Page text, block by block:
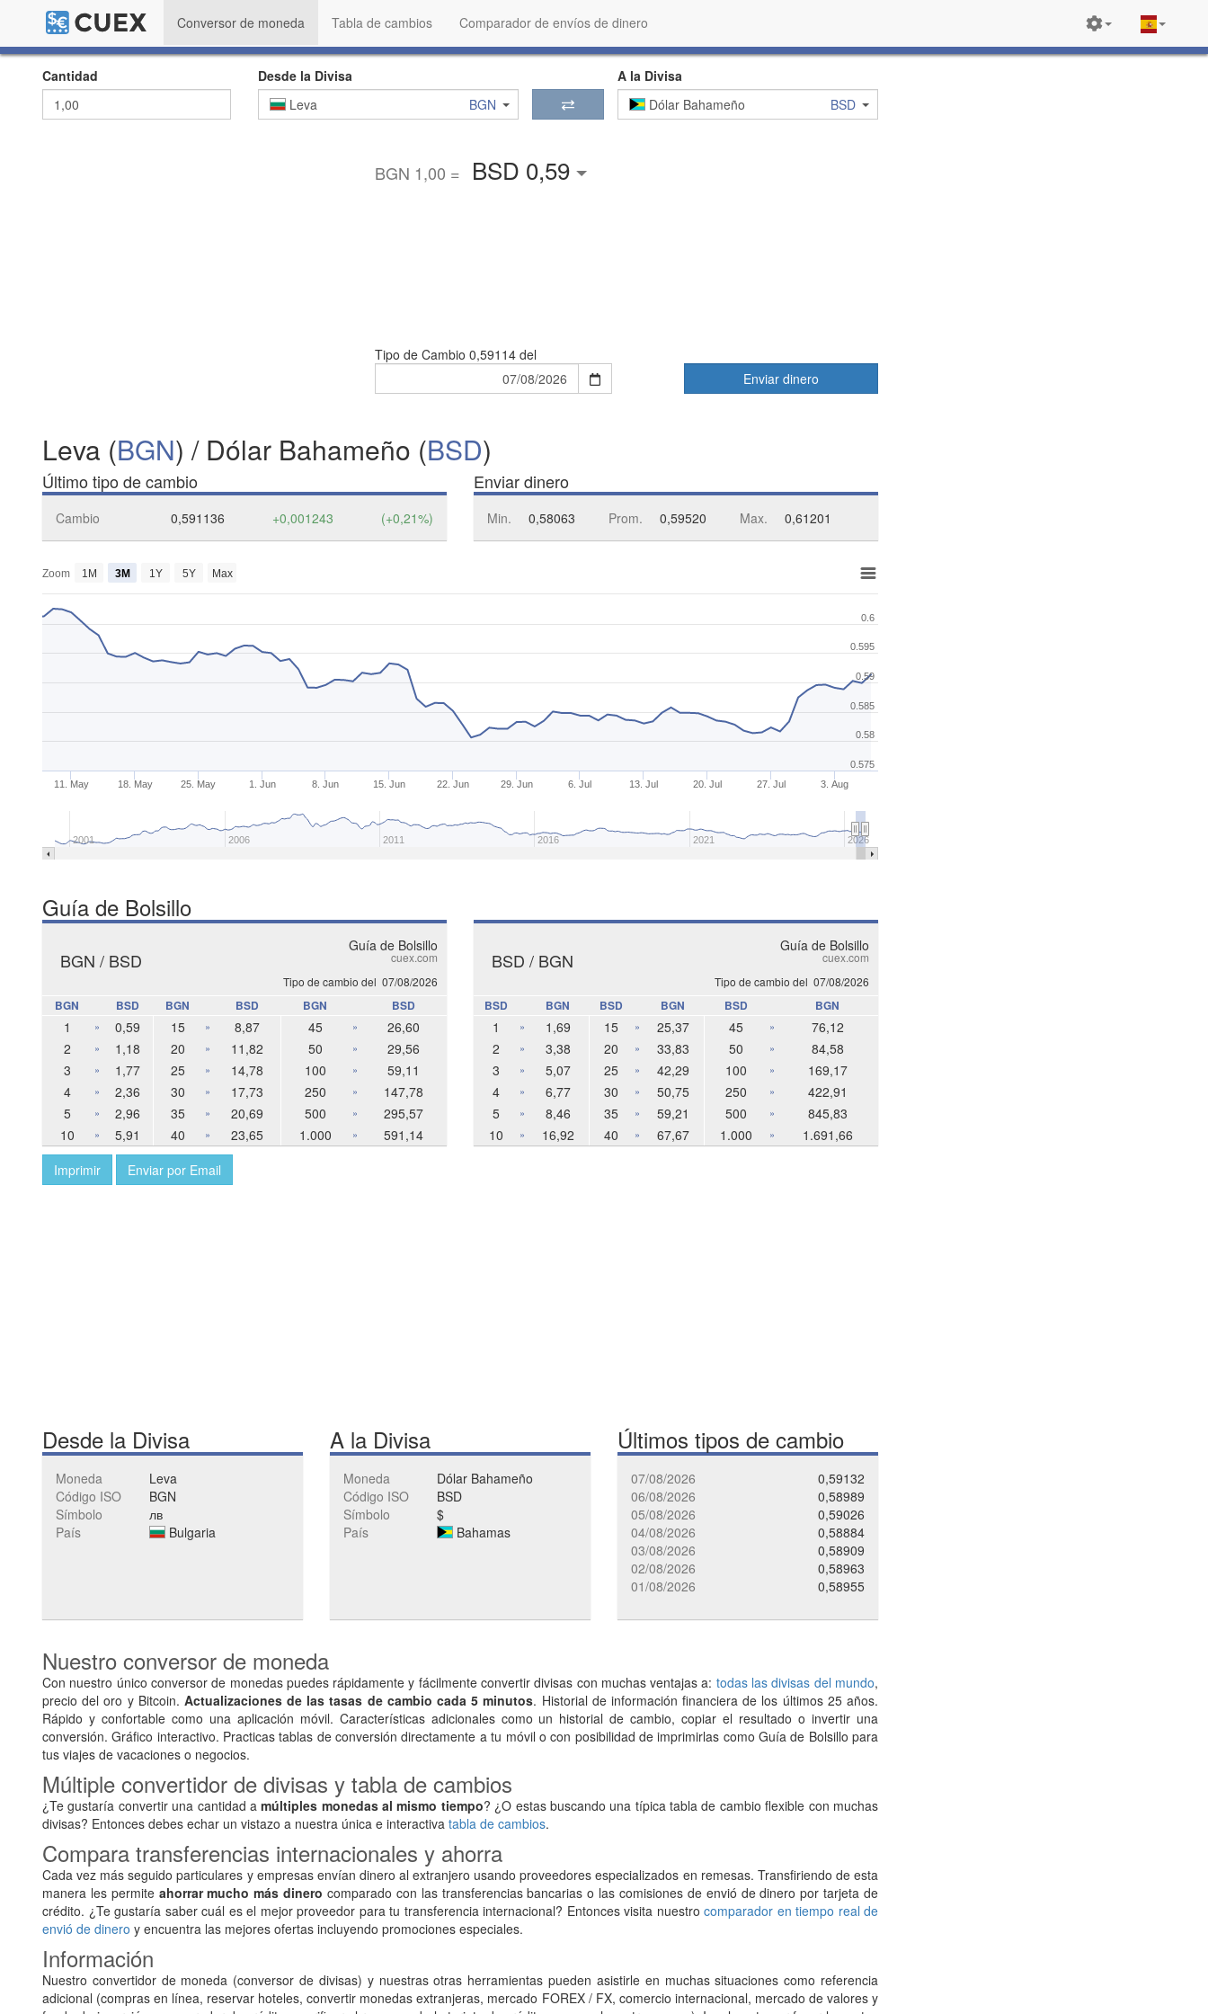
Conversor de moneda Tabla de cambios Comparador de envíos de dinero
Cantidad
Desde la Divisa
Leva
BGN
A la Divisa
Dólar Bahameño
BSD
BGN 1,00 = BSD 0,59
Tipo de Cambio 0,59114 del
Enviar dinero
Leva (BGN) / Dólar Bahameño (BSD)
Último tipo de cambio
Cambio 0,591136 +0,001243 (+0,21%)
Enviar dinero
Min. 0,58063 Prom. 0,59520 Max. 0,61201
11. May 18. May 25. May 1. Jun 8. Jun 15. Jun 22. Jun 29. Jun 6. Jul 13. Jul 20. Jul 27. Jul 3. Aug
Zoom 1M 3M 1Y 5Y Max
2001 2006 2011 2016 2021 2026
0.575
0.58
0.585
0.59
0.595
0.6
Guía de Bolsillo
Guía de Bolsillo
cuex.com
Tipo de cambio del 07/08/2026
BGN / BSD
BGN BSD BGN BSD BGN BSD
1 » 0,59 15 » 8,87 45 »
26,60
2
» 1,18 20 » 11,82 50 »
29,56
3
» 1,77 25 » 14,78 100 »
59,11
4
» 2,36 30 » 17,73 250 »
147,78
5
» 2,96 35 » 20,69 500 »
295,57
10
» 5,91 40 » 23,65 1.000 » 591,14
Guía de Bolsillo
cuex.com
Tipo de cambio del 07/08/2026
BSD / BGN
BSD BGN BSD BGN BSD BGN
1 » 1,69 15 » 25,37 45 »
76,12
2
» 3,38 20 » 33,83 50 »
84,58
3
» 5,07 25 » 42,29 100 »
169,17
4
» 6,77 30 » 50,75 250 »
422,91
5
» 8,46 35 » 59,21 500 »
845,83
10
» 16,92 40 » 67,67 1.000 »
1.691,66
Imprimir
Enviar por Email
Desde la Divisa
Moneda
Leva
Código ISO
BGN
Símbolo
лв
País
Bulgaria
A la Divisa
Moneda
Dólar Bahameño
Código ISO
BSD
Símbolo
$
País
Bahamas
Últimos tipos de cambio
07/08/2026
0,59132
06/08/2026
0,58989
05/08/2026
0,59026
04/08/2026
0,58884
03/08/2026
0,58909
02/08/2026
0,58963
01/08/2026
0,58955
Nuestro conversor de moneda
Con nuestro único conversor de monedas puedes rápidamente y fácilmente convertir divisas con muchas ventajas a: todas las divisas del mundo,
precio del oro y Bitcoin. Actualizaciones de las tasas de cambio cada 5 minutos. Historial de información financiera de los últimos 25 años.
Rápido y confortable como una aplicación móvil. Características adicionales como un historial de cambio, copiar el resultado o invertir una
conversión. Gráfico interactivo. Practicas tablas de conversión directamente a tu móvil o con posibilidad de imprimirlas como Guía de Bolsillo para
tus viajes de vacaciones o negocios.
Múltiple convertidor de divisas y tabla de cambios
¿Te gustaría convertir una cantidad amúltiples monedas al mismo tiempo? ¿O estas buscando una típica tabla de cambio flexible con muchas
divisas? Entonces debes echar un vistazo a nuestra única e interactiva tabla de cambios.
Compara transferencias internacionales y ahorra
Cada vez más seguido particulares y empresas envían dinero al extranjero usando proveedores especializados en remesas. Transfiriendo de esta
manera les permite ahorrar mucho más dinero comparado con las transferencias bancarias o las comisiones de envió de dinero por tarjeta de
crédito. ¿Te gustaría saber cuál es el mejor proveedor para tu transferencia internacional? Entonces visita nuestro comparador en tiempo real de
envió de dinero y encuentra las mejores ofertas incluyendo promociones especiales.
Información
Nuestro convertidor de moneda (conversor de divisas) y nuestras otras herramientas pueden asistirle en muchas situaciones como referencia
adicional (compras en línea, reservar hoteles, convertir monedas extranjeras, mercado FOREX / FX, comercio internacional, mercado de valores y